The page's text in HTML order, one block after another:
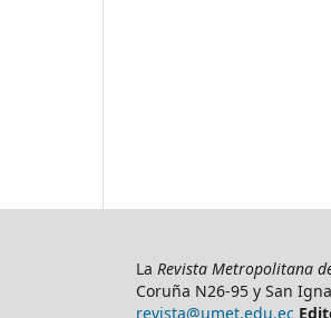
La Revista Metropolitana
Coruña N26-95 y San
revista@umet.edu.ec